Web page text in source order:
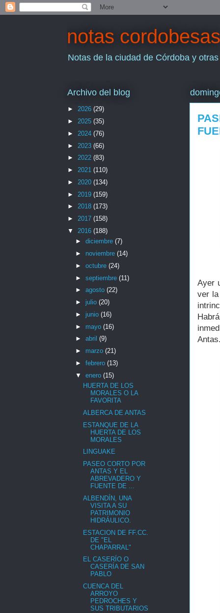
notas cordobesas
Notas de la ciudad de Córdoba y
Ayer
ver
Archivo del blog
► 2026 (29)
► 2025 (35)
► 2024 (76)
► 2023 (66)
► 2022 (83)
► 2021 (110)
► 2020 (134)
► 2019 (159)
► 2018 (173)
► 2017 (158)
▼ 2016 (188)
► diciembre (7)
► noviembre (14)
► octubre (24)
► septiembre (11)
► agosto (22)
► julio (20)
► junio (16)
► mayo (16)
► abril (9)
► marzo (21)
► febrero (13)
▼ enero (15)
HUERTA DE LOS
MORALES O LA
FAVORITA
ALBERCA DE ANTAS
ESTANQUE DE LA
HUERTA DE LOS
MORALES
LINGUAKE
PASEO CORTO POR
ANTAS Y EL
ABREVADERO Y
FUENTE DE ...
ALBENDÍN, UNA
VISITA A SU
PATRIMONIO
HIDRÁULICO.
ESTACION DE FF.CC.
DE "EL
CHAPARRAL"
EL CASERÍO O
CASERÍA DE SAN
PABLO
CUENCA DEL
ARROYO
PEDROCHES Y
SUS TRIBUTARIOS